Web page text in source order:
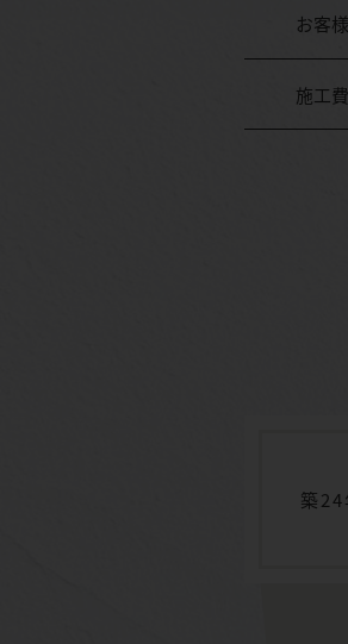
お客
施工
築